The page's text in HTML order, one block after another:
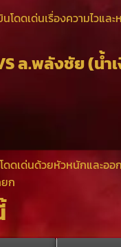
โดดเด่นเรื่องความไว
ล.พลังชัย (น้ำ
ดดเด่นด้วยหัวหนักและ
ก